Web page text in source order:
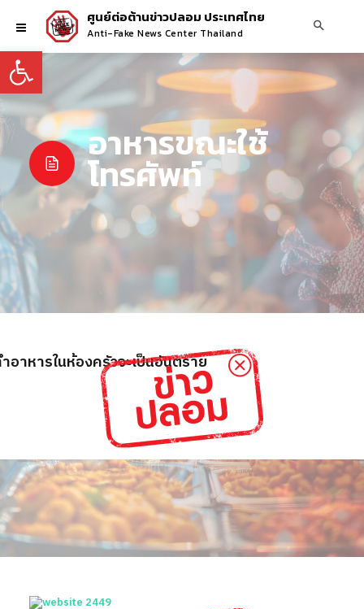
Open toolbar
ศูนย์ต่อต้านข่าวปลอม ประเทศไทย
Anti-Fake News Center Thailand
อาหารขณะใช้
โทรศัพท์
าหารในห้องครัวจะเป็นอันตราย